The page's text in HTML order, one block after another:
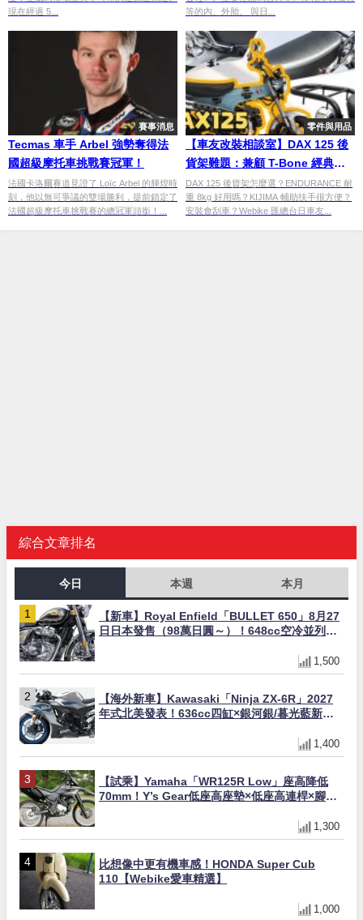
現在經過 5...
等的內、外胎。 與日...
賽事消息
Tecmas 車手 Arbel 強勢奪得法
國超級摩托車挑戰賽冠軍！
法國卡洛爾賽道見證了 Loïc Arbel 的輝煌時
刻，他以無可爭議的雙場勝利，提前鎖定了
法國超級摩托車挑戰賽的總冠軍頭銜！...
零件與用品
【車友改裝相談室】DAX 125 後
貨架難題：兼顧 T-Bone 經典造
型與實用性的平衡點？台日車友
評價匯總
DAX 125 後貨架怎麼選？ENDURANCE 耐
重 8kg 好用嗎？KIJIMA 輔助扶手很方便？
安裝會刮車？Webike 匯總台日車友...
綜合文章排名
今日 本週 本月
【新車】Royal Enfield「BULLET 650」8月27
日日本發售（98萬日圓～）！648cc空冷並列雙
1,500
【海外新車】Kawasaki「Ninja ZX-6R」2027
年式北美發表！636cc四缸×銀河銀/暮光藍新色
1,400
【試乘】Yamaha「WR125R Low」座高降低
70mm！Y’s Gear低座高座墊×低座高連桿×腳踏
1,300
比想像中更有機車感！HONDA Super Cub
110【Webike愛車精選】
1,000